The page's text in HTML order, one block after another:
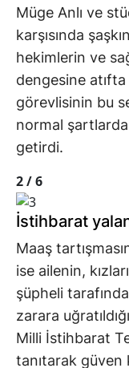
Müge Anlı ve
karşısında
hekimlerin ve
dengesine
görevlisinin bu
normal şartlarda
getirdi.
2 /6
İstihbarat
Maaş
ise ailenin,
şüpheli
zarara
Milli İstihbarat
tanıtarak güven